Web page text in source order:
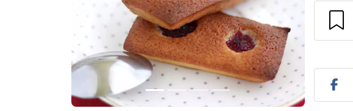
Anterior Siguiente